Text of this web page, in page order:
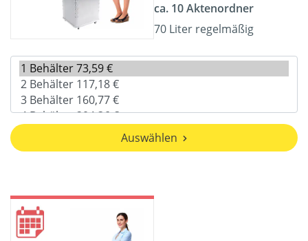
ca. 10 Aktenordner
70 Liter regelmäßig
Auswählen